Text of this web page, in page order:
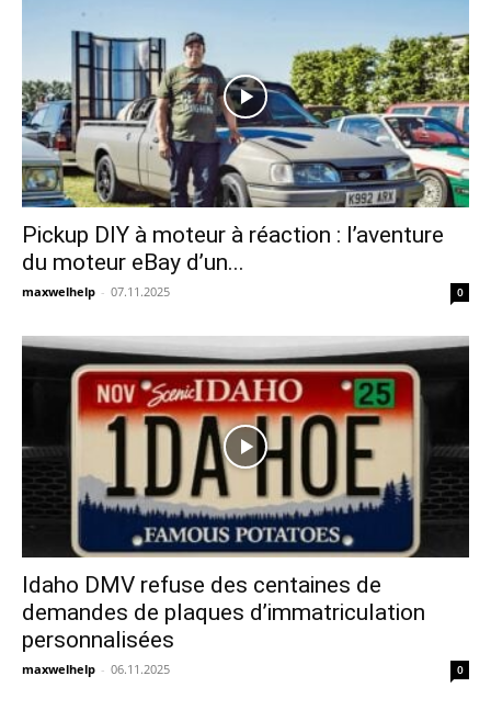
Pickup DIY à moteur à réaction : l’aventure
du moteur eBay d’un...
maxwelhelp - 07.11.2025 0
Idaho DMV refuse des centaines de
demandes de plaques d’immatriculation
personnalisées
maxwelhelp - 06.11.2025 0